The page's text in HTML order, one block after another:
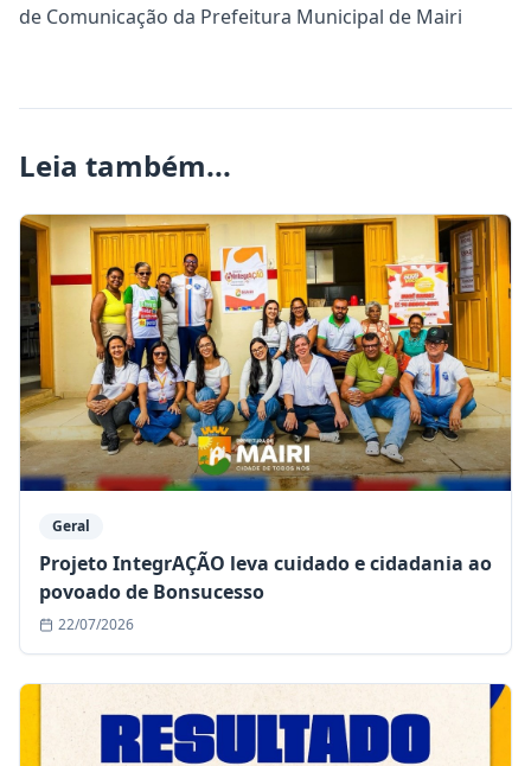
de Comunicação da Prefeitura Municipal de Mairi
Leia também...
Geral
Projeto IntegrAÇÃO leva cuidado e cidadania ao
povoado de Bonsucesso
22/07/2026